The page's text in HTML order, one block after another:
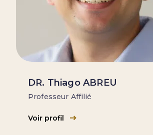
DR. Thiago ABREU
Professeur Affilié
Voir profil